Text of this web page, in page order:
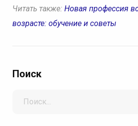
Читать также: Новая профессия
возрасте: обучение и советы
Поиск